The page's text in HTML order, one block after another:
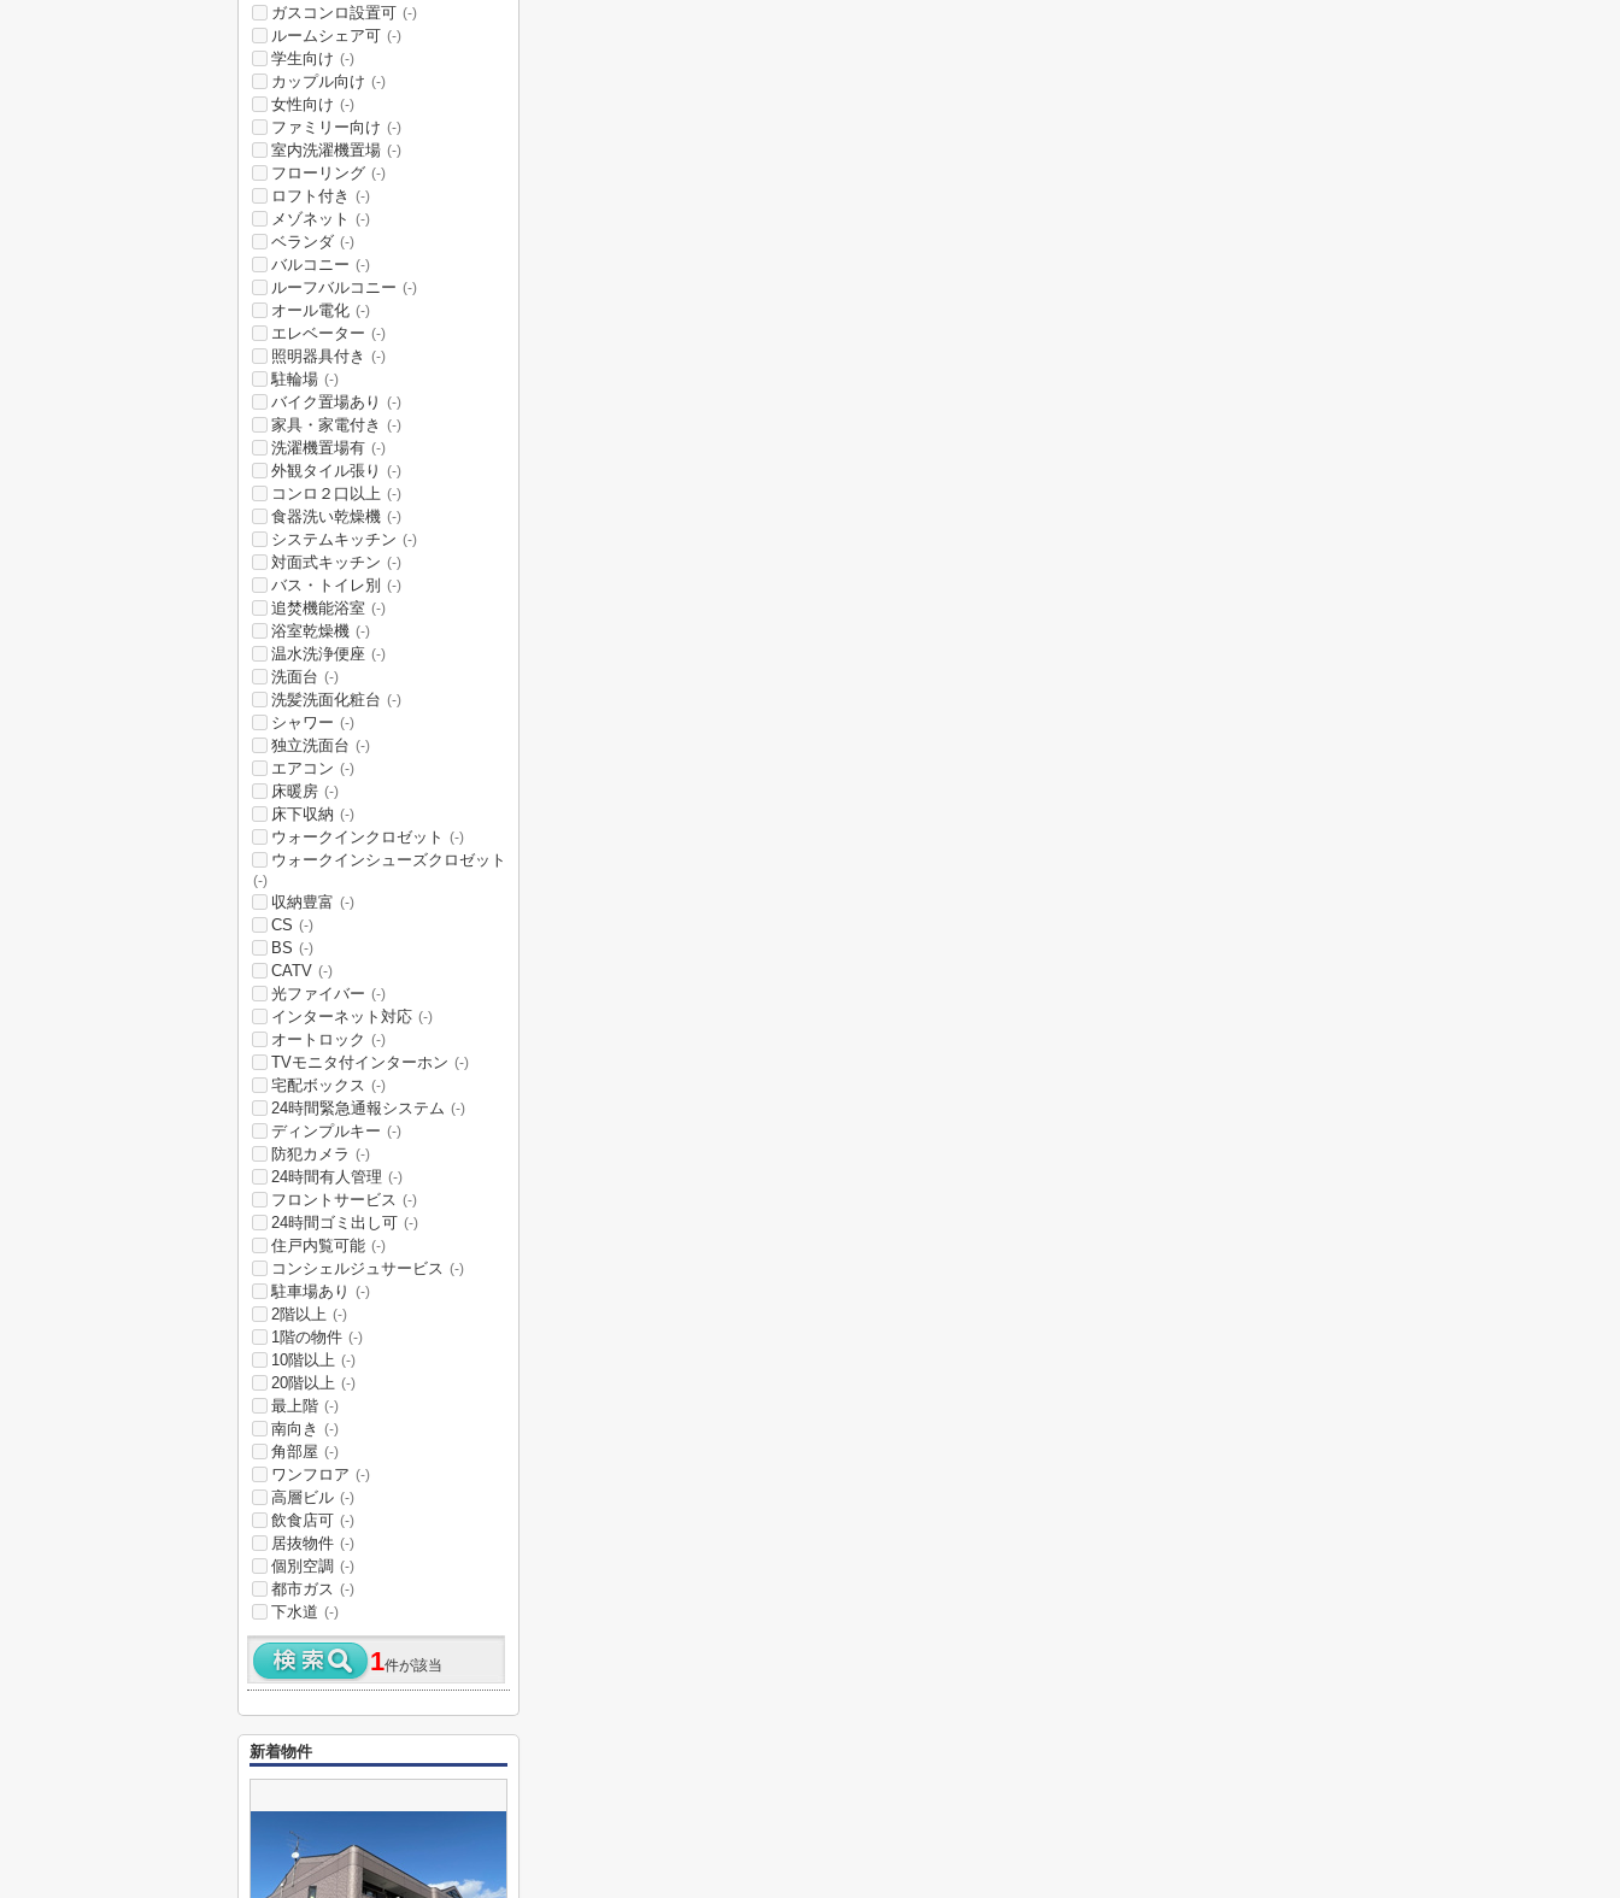
ガスコンロ設置可 (-)
ルームシェア可 (-)
学生向け (-)
カップル向け (-)
女性向け (-)
ファミリー向け (-)
室内洗濯機置場 (-)
フローリング (-)
ロフト付き (-)
メゾネット (-)
ベランダ (-)
バルコニー (-)
ルーフバルコニー (-)
オール電化 (-)
エレベーター (-)
照明器具付き (-)
駐輪場 (-)
バイク置場あり (-)
家具・家電付き (-)
洗濯機置場有 (-)
外観タイル張り (-)
コンロ２口以上 (-)
食器洗い乾燥機 (-)
システムキッチン (-)
対面式キッチン (-)
バス・トイレ別 (-)
追焚機能浴室 (-)
浴室乾燥機 (-)
温水洗浄便座 (-)
洗面台 (-)
洗髪洗面化粧台 (-)
シャワー (-)
独立洗面台 (-)
エアコン (-)
床暖房 (-)
床下収納 (-)
ウォークインクロゼット (-)
ウォークインシューズクロゼット
(-)
収納豊富 (-)
CS (-)
BS (-)
CATV (-)
光ファイバー (-)
インターネット対応 (-)
オートロック (-)
TVモニタ付インターホン (-)
宅配ボックス (-)
24時間緊急通報システム (-)
ディンプルキー (-)
防犯カメラ (-)
24時間有人管理 (-)
フロントサービス (-)
24時間ゴミ出し可 (-)
住戸内覧可能 (-)
コンシェルジュサービス (-)
駐車場あり (-)
2階以上 (-)
1階の物件 (-)
10階以上 (-)
20階以上 (-)
最上階 (-)
南向き (-)
角部屋 (-)
ワンフロア (-)
高層ビル (-)
飲食店可 (-)
居抜物件 (-)
個別空調 (-)
都市ガス (-)
下水道 (-)
1件が該当
新着物件